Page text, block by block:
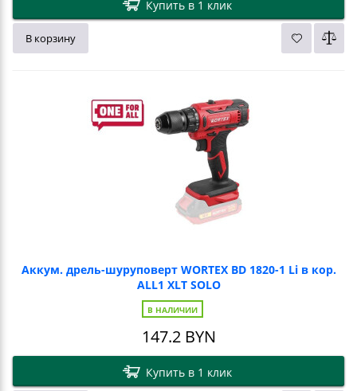
Купить в 1 клик
В корзину
Аккум. дрель-шуруповерт WORTEX BD 1820-1 Li в кор.
ALL1 XLT SOLO
В НАЛИЧИИ
147.2BYN
Купить в 1 клик